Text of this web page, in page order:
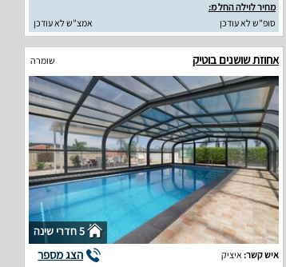
מחיר לוילה החל מ:
סופ"ש לא עודכן
אמצ"ש לא עודכן
אחוזת שושנים בוטיק שומרה
5 חדרי שינה
איש קשר: איציק הצג מספר